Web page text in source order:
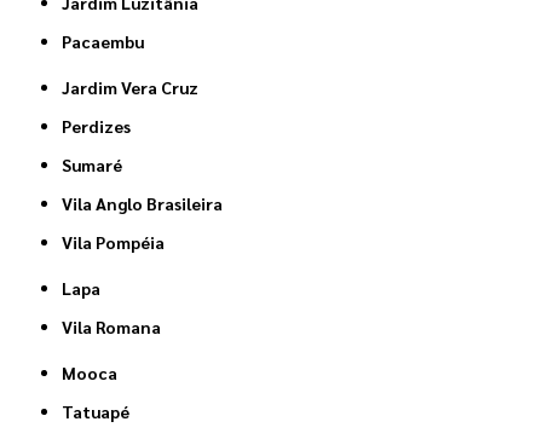
Pacaembu
Jardim Vera Cruz
Perdizes
Sumaré
Vila Anglo Brasileira
Vila Pompéia
Lapa
Vila Romana
Mooca
Tatuapé